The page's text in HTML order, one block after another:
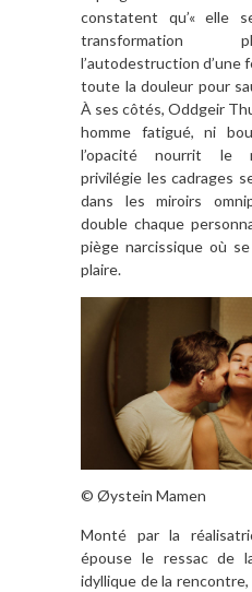
constatent qu’« elle
transformation
l’autodestruction d’une
toute la douleur pour
À ses côtés, Oddgeir
homme fatigué, ni
l’opacité nourrit le
privilégie les cadrages
dans les miroirs
double chaque
piège narcissique où
plaire.
© Øystein Mamen
Monté par la
épouse le ressac de
idyllique de la